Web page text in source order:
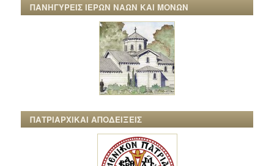
ΠΑΝΗΓΥΡΕΙΣ ΙΕΡΩΝ ΝΑΩΝ ΚΑΙ ΜΟΝΩΝ
ΠΑΤΡΙΑΡΧΙΚΑΙ ΑΠΟΔΕΙΞΕΙΣ